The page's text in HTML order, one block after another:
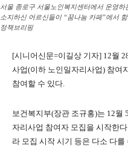
서울 종로구 서울노인복지센터에서 운영
소지하신 어르신들이 “꿈나눔 카페”에서
정책브리핑
[시니어신문=이길상 기자] 12월
사업(이하 노인일자리사업) 참여
참여할 수 있다.
보건복지부(장관 조규홍)는 12월
자리사업 참여자 모집을 시작한
라 모집 시작 시기 등은 다소 다를